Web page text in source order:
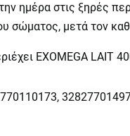
ημέρα στις ξηρές
σώματος, μετά τον
EXOMEGA LAIT